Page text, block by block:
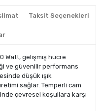
Taksit Seçenekleri
Watt, gelişmiş hücre
ve güvenilir performans
düşük ışık
sağlar. Temperli cam
çevresel koşullara karşı